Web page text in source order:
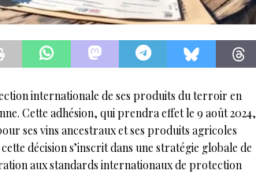
internationale de ses produits du terroir en
Cette adhésion, qui prendra effet le 9 août 2024,
ses vins ancestraux et ses produits agricoles
décision s’inscrit dans une stratégie globale de
aux standards internationaux de protection